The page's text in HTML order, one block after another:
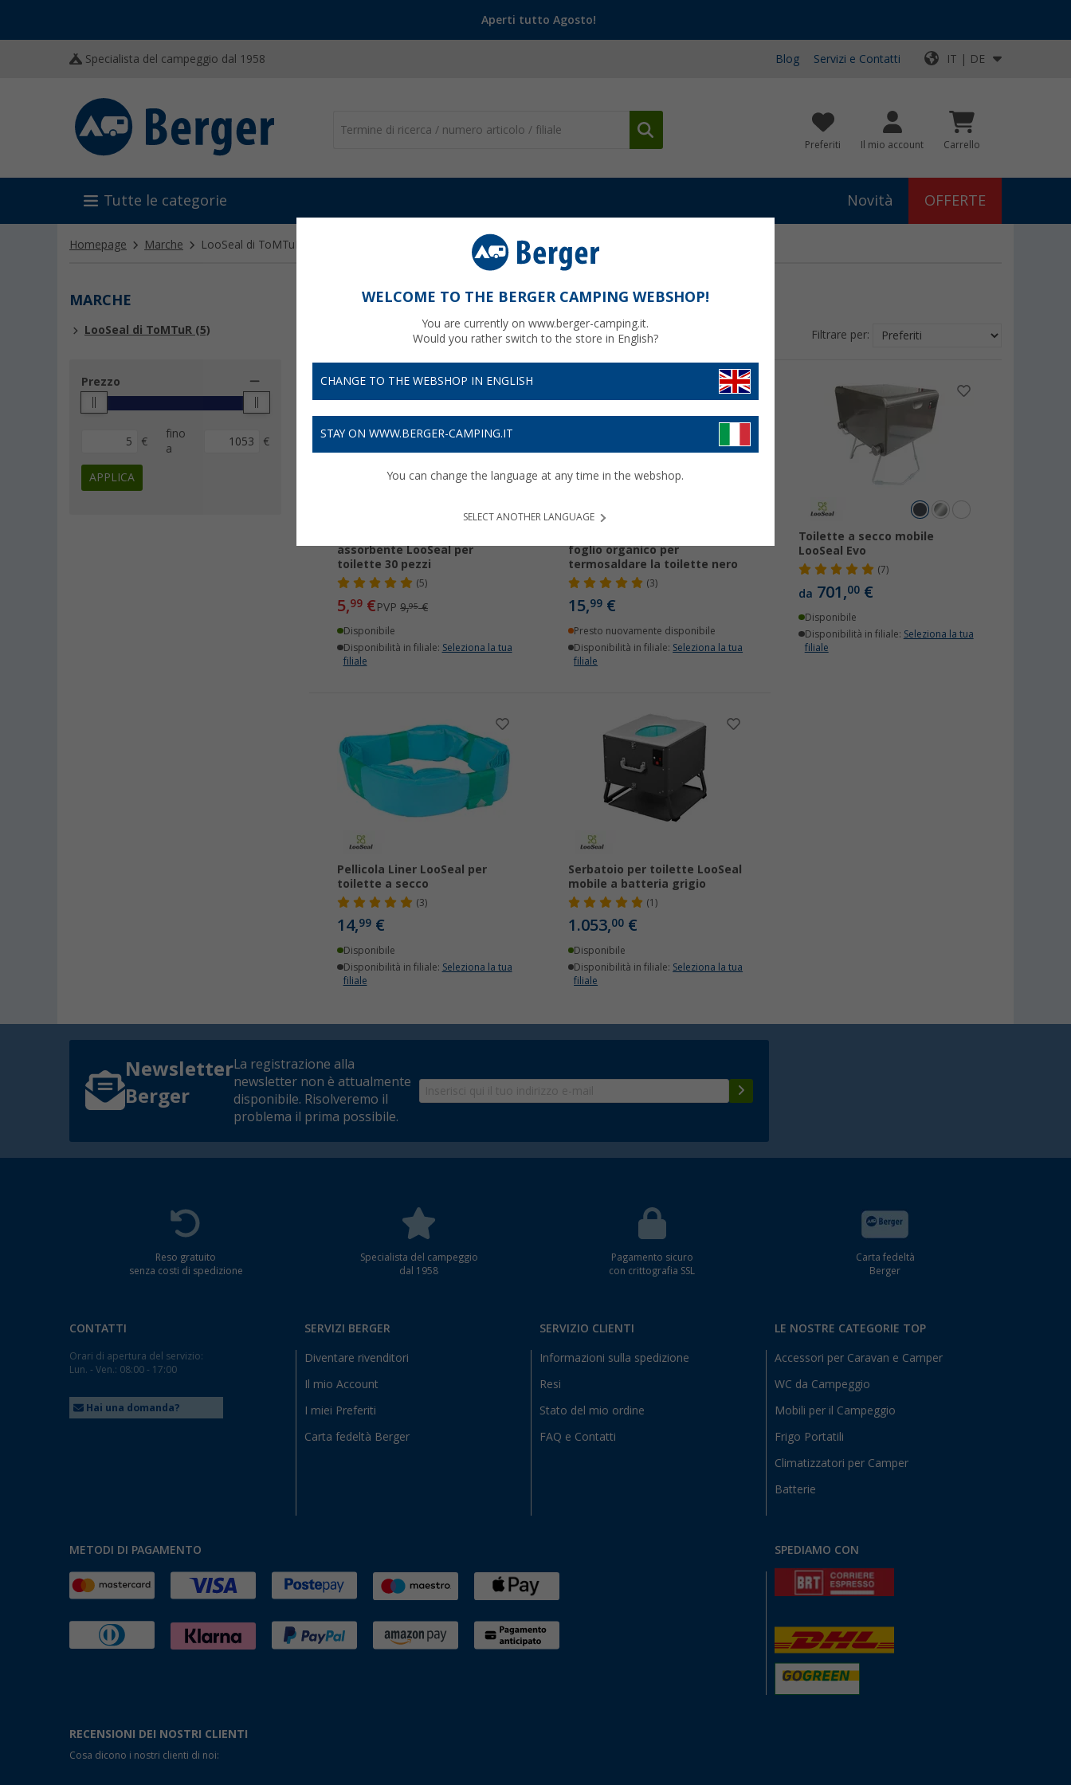
Aperti tutto Agosto!
Specialista del campeggio dal 1958 Blog Servizi e Contatti IT | DE
Preferiti Il mio account Carrello
Tutte le categorie Novità OFFERTE
Homepage Marche LooSeal di ToMTuR
MARCHE
LooSeal di ToMTuR (5)
Prezzo
€
fino
a
€
APPLICA
LOOSEAL DI TOMTUR
Filtrare per:
assorbente LooSeal per
toilette 30 pezzi
(5)
5,99 €PVP9,95€
Disponibile
Disponibilità in filiale: Seleziona la tua
filiale
foglio organico per
termosaldare la toilette nero
(3)
15,99€
Presto nuovamente disponibile
Disponibilità in filiale: Seleziona la tua
filiale
Toilette a secco mobile
LooSeal Evo
(7)
da 701,00 €
Disponibile
Disponibilità in filiale: Seleziona la tua
filiale
Pellicola Liner LooSeal per
toilette a secco
(3)
14,99 €
Disponibile
Disponibilità in filiale: Seleziona la tua
filiale
Serbatoio per toilette LooSeal
mobile a batteria grigio
(1)
1.053,00€
Disponibile
Disponibilità in filiale: Seleziona la tua
filiale
Newsletter
Berger
La registrazione alla
newsletter non è attualmente
disponibile. Risolveremo il
problema il prima possibile.
Reso gratuito
senza costi di spedizione
Specialista del campeggio
dal 1958
Pagamento sicuro
con crittografia SSL
Carta fedeltà
Berger
CONTATTI
Orari di apertura del servizio:
Lun. - Ven.: 08:00 - 17:00
Hai una domanda?
SERVIZI BERGER
Diventare rivenditori
Il mio Account
I miei Preferiti
Carta fedeltà Berger
SERVIZIO CLIENTI
Informazioni sulla spedizione
Resi
Stato del mio ordine
FAQ e Contatti
LE NOSTRE CATEGORIE TOP
Accessori per Caravan e Camper
WC da Campeggio
Mobili per il Campeggio
Frigo Portatili
Climatizzatori per Camper
Batterie
METODI DI PAGAMENTO SPEDIAMO CON
RECENSIONI DEI NOSTRI CLIENTI
Cosa dicono i nostri clienti di noi:
WELCOME TO THE BERGER CAMPING WEBSHOP!
You are currently on www.berger-camping.it.
Would you rather switch to the store in English?
CHANGE TO THE WEBSHOP IN ENGLISH
STAY ON WWW.BERGER-CAMPING.IT
You can change the language at any time in the webshop.
SELECT ANOTHER LANGUAGE